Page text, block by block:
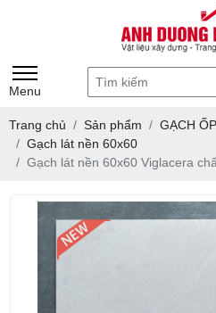
Menu
Trang chủ Sản phẩm GẠCH
Gạch lát nền 60x60
Gạch lát nền 60x60 Viglacera